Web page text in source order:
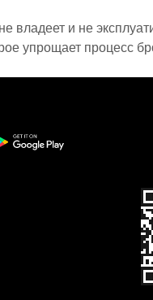
и не
упрощает процесс